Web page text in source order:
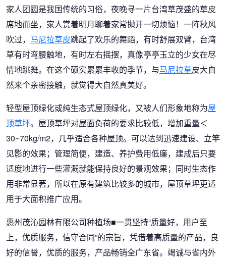
家人团圆是我国传统的习俗，夜晚寻一片台湾草茂盛的草皮
席地而坐，家人赏着明月聊着家常抛开一切烦恼！一阵秋风
吹过， 马尼拉草皮跳起了欢乐的舞蹈，有时舒展双臂，台湾
草有时弯腰触地，有时左右摇摆，真像亭亭玉立的少女在尽
情地跳舞。在这个硕实累累丰收的季节，与马尼拉草皮大自
然来个亲密接触，就觉得大自然真美好。
轻型屋顶绿化或纯生态式屋顶绿化，又被人们形象地称为屋
顶草坪。屋顶草坪对屋面负荷的要求比较低，增加重量＜
30~70kg/m2，几乎适合各种屋顶。可以达到迅速建设、立竿
见影的效果；管理简便，建造、养护费用低廉，建成后只要
适度地进行一些灌溉就能保持良好的景观效果；同时生态作
用非常显著，所以在原有建筑比较多的城市，屋顶草坪更适
用于大面积推广应用。
惠州茂沁园林有限公司种植场■一贯坚持“质量好，用户至
上，优质服务，信守合同”的宗旨，凭借着高质量的产品，良
好的信誉，优质的服务，产品畅销全广东省。竭诚与省内外